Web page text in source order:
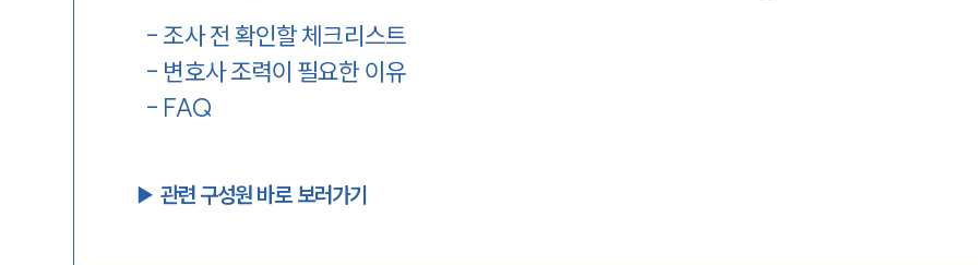
- 조사 전 확인할 체크리스트
- 변호사 조력이 필요한 이유
- FAQ
▶︎ 관련 구성원 바로 보러가기